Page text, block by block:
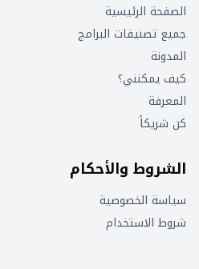
الصفحة الرئيسية
جميع تصنيفات البرامج
المدونة
كيف يمكنني؟
المعرفة
كن شريكاً
الشروط والأحكام
سياسة الخصوصية
شروط الاستخدام